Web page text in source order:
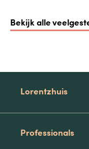
Bekijk alle
Lorentzhuis
Professionals